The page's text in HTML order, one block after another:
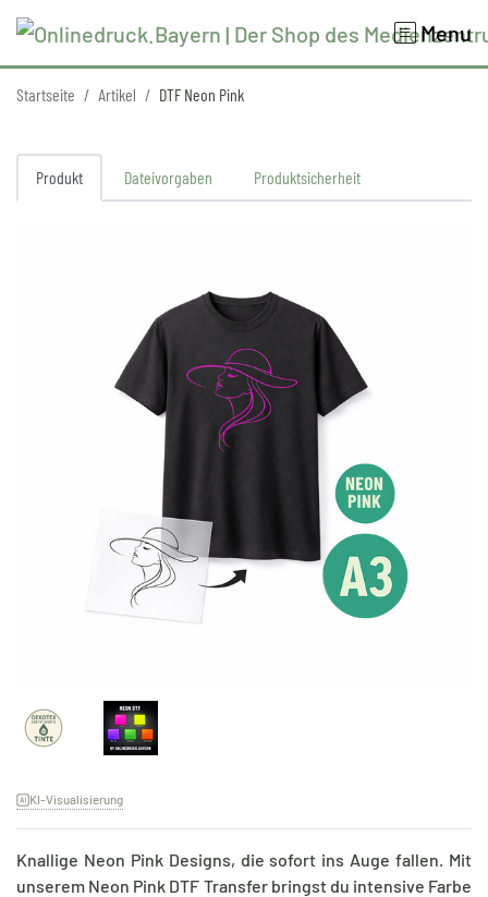
Menu
Startseite Artikel DTF Neon Pink
Produkt Dateivorgaben Produktsicherheit
KI-Visualisierung
Knallige Neon Pink Designs, die sofort ins Auge fallen. Mit
unserem Neon Pink DTF Transfer bringst du intensive Farbe